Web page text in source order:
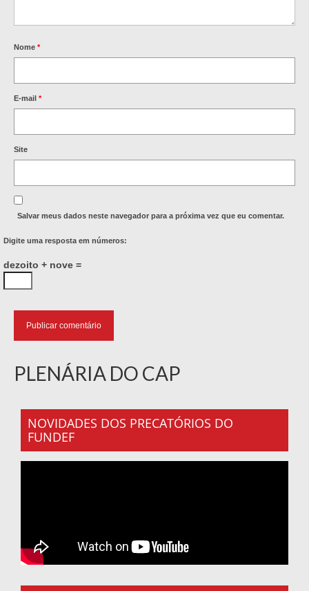
Nome *
E-mail *
Site
Salvar meus dados neste navegador para a próxima vez que eu comentar.
Digite uma resposta em números:
dezoito + nove =
PLENÁRIA DO CAP
NOVIDADES DOS PRECATÓRIOS DO
FUNDEF